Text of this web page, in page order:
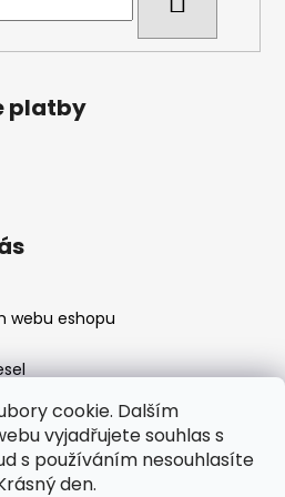
cookie. Dalším
vyjadřujete souhlas s
s používáním nesouhlasíte
den.
platby
webu eshopu
page Nábytek STRNAD